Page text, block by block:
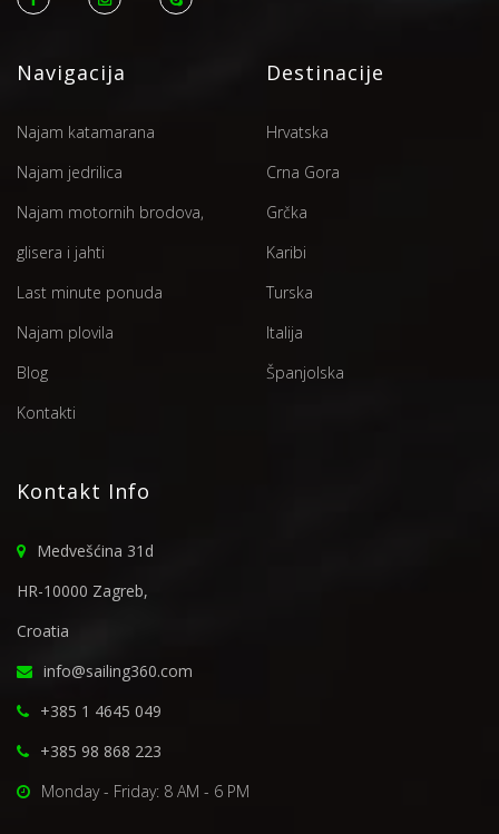
Navigacija
Najam katamarana
Najam jedrilica
Najam motornih brodova,
glisera i jahti
Last minute ponuda
Najam plovila
Blog
Kontakti
Destinacije
Hrvatska
Crna Gora
Grčka
Karibi
Turska
Italija
Španjolska
Kontakt Info
Medvešćina 31d
HR-10000 Zagreb,
Croatia
info@sailing360.com
+385 1 4645 049
+385 98 868 223
Monday - Friday: 8 AM - 6 PM